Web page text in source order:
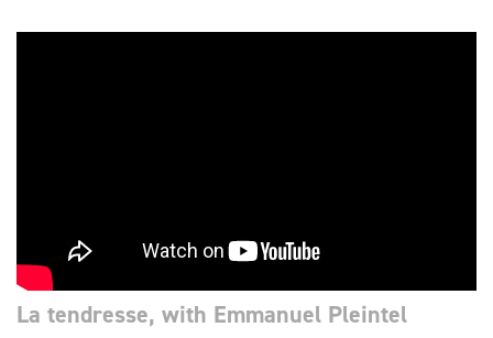
La tendresse, with Emmanuel Pleintel